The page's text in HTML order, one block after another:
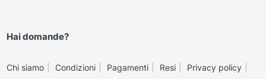
Hai domande?
Chi siamo Condizioni Pagamenti Resi
Privacy policy